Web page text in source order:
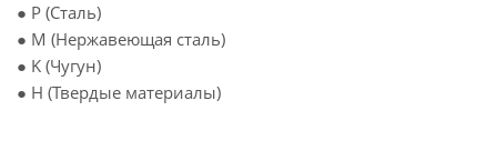
● P (Сталь)
● M (Нержавеющая сталь)
● K (Чугун)
● H (Твердые материалы)